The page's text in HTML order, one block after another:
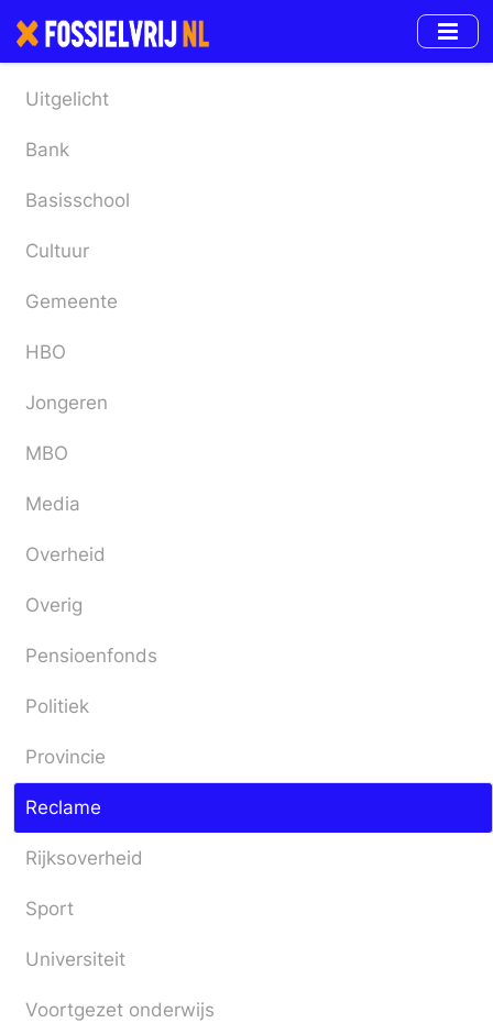
to
main
content
Uitgelicht
Bank
Basisschool
Cultuur
Gemeente
HBO
Jongeren
MBO
Media
Overheid
Overig
Pensioenfonds
Politiek
Provincie
Reclame
Rijksoverheid
Sport
Universiteit
Voortgezet onderwijs